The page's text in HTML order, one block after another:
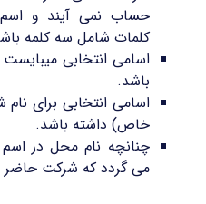
حساب نمی آیند و
کلمات شامل سه کلمه
اسامی انتخابی
باشد.
خاص) داشته باشد.
چنانچه نام محل در
می گردد که شرکت حاضر